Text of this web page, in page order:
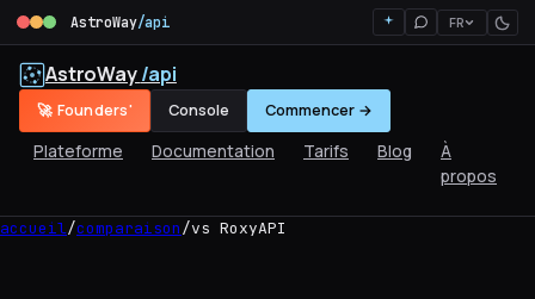
AstroWay/api FR
AstroWay/api
Plateforme Documentation Tarifs Blog
À
propos
🚀 Founders' Console Commencer →
accueil/comparaison/vs RoxyAPI